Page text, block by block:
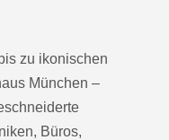
zu ikonischen
München –
Büros,